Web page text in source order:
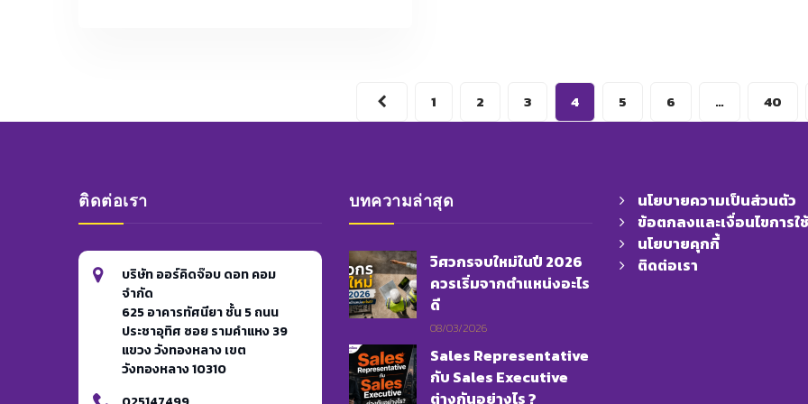
1 2 3 4 5 6 … 40
ติดต่อเรา
บริษัท ออร์คิดจ๊อบ ดอท คอม
จำกัด
625 อาคารทัศนียา ชั้น 5 ถนน
ประชาอุทิศ ซอย รามคำแหง 39
แขวง วังทองหลาง เขต
วังทองหลาง 10310
บทความล่าสุด
วิศวกรจบใหม่ในปี 2026
ควรเริ่มจากตำแหน่งอะไร
ดี
08/03/2026
Sales Representative
กับ Sales Executive
ต่างกันอย่างไร ?
นโยบายความเป็นส่วนตัว
ข้อตกลงและเงื่อนไขการใ
นโยบายคุกกี้
ติดต่อเรา